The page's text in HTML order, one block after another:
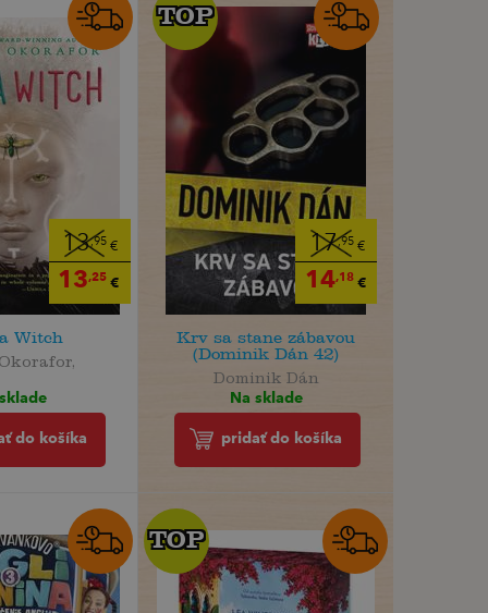
13,95 €
13,25 €
Witch
do košíka
17,95€
14,18€
TOP
TOP
Krv sa stane zábavou
(Dominik Dán 42)
Dominik Dán
Na sklade
pridať do košíka
TOP
TOP